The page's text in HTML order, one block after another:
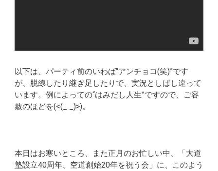
以下は、パーティ前のいわば“アンチョコ(笑)”です
が、脱線したり継ぎ足したりで、実況としばし違って
います。例によっての“はみだし人生”ですので、ご容
赦のほどを(<(_ _)>)。
本日はお寒いところ、また正月のお忙しい中、「大道
塾設立40周年、空道創始20年を祝う会」に、このよう